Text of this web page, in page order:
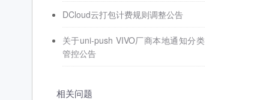
DCloud云打包计费规则调整公告
关于uni-push VIVO厂商本地通知分类
管控公告
相关问题